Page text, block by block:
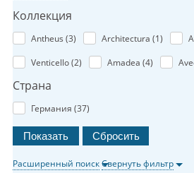
Коллекция
Antheus (3) Architectura (1)
Venticello (2) Amadea (4)
Страна
Германия (37)
Расширенный поискСвернуть фильтр